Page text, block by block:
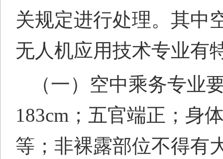
关规定进行处理。 其中
无人机应用技术专业有
（一）空中乘务专业
183cm；五官端正；身
等；非裸露部位不得有